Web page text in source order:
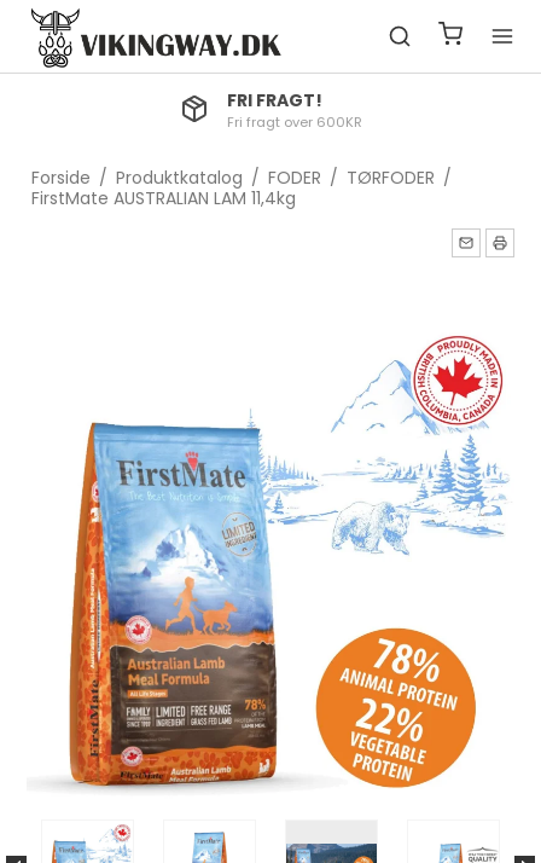
DANSK EJET FIRMA
Vikingeway.dk er dansk ejet med dansk CVR
Forside / Produktkatalog / FODER / TØRFODER /
FirstMate AUSTRALIAN LAM 11,4kg